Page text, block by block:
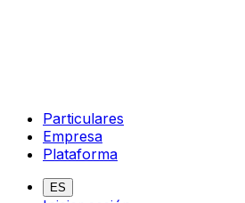
Particulares
Empresa
Plataforma
ES